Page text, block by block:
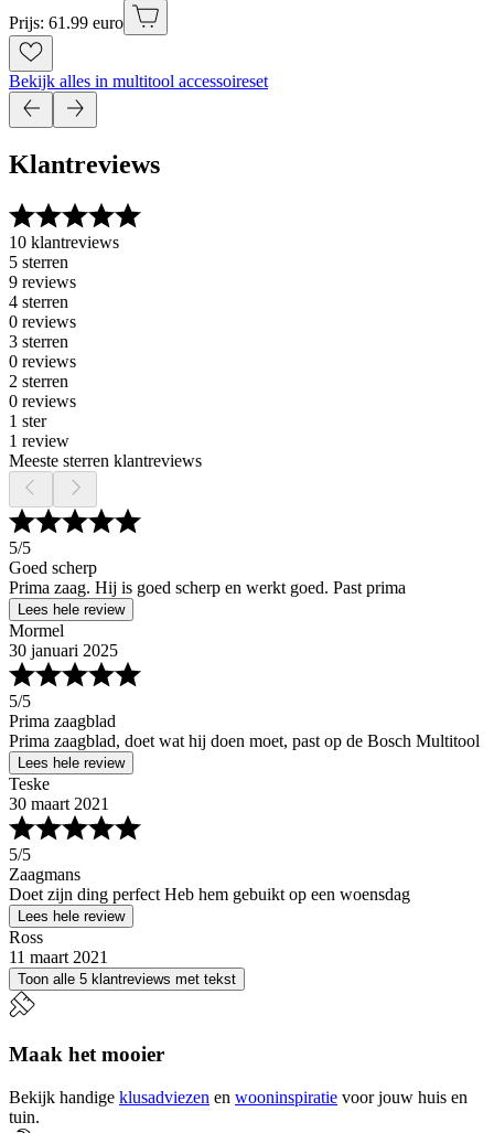
Prijs: 61.99 euro
Bekijk alles in multitool accessoireset
Klantreviews
10 klantreviews
5 sterren
9 reviews
4 sterren
0 reviews
3 sterren
0 reviews
2 sterren
0 reviews
1 ster
1 review
Meeste sterren klantreviews
5/5
Goed scherp
Prima zaag. Hij is goed scherp en werkt goed. Past prima
Lees hele review
Mormel
30 januari 2025
5/5
Prima zaagblad
Prima zaagblad, doet wat hij doen moet, past op de Bosch Multitool
Lees hele review
Teske
30 maart 2021
5/5
Zaagmans
Doet zijn ding perfect Heb hem gebuikt op een woensdag
Lees hele review
Ross
11 maart 2021
Toon alle 5 klantreviews met tekst
Maak het mooier
Bekijk handige klusadviezen en wooninspiratie voor jouw huis en
tuin.